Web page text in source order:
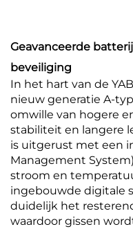
Geavanceerde
beveiliging
In het hart van de
nieuw generatie A-
omwille van hogere
stabiliteit en langere
is uitgerust met een
Management
stroom en
ingebouwde digitale
duidelijk het
waardoor gissen